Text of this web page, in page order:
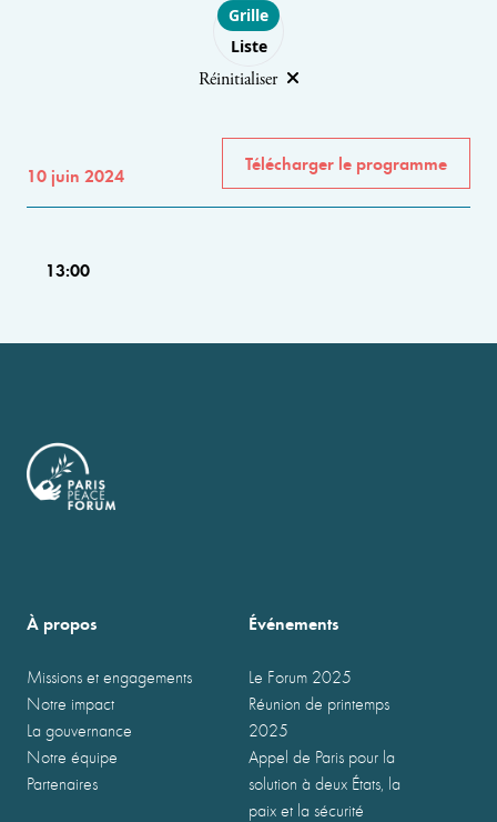
Choose layout
Grille
Liste
Réinitialiser
10 juin 2024
Télécharger le programme
13:00
À propos
Missions et engagements
Notre impact
La gouvernance
Notre équipe
Partenaires
Événements
Le Forum 2025
Réunion de printemps
2025
Appel de Paris pour la
solution à deux États, la
paix et la sécurité